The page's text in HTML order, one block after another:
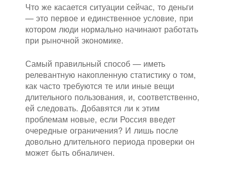
Что же касается ситуации сейчас, то деньги
— это первое и единственное условие, при
котором люди нормально начинают работать
при рыночной экономике.
Самый правильный способ — иметь
релевантную накопленную статистику о том,
как часто требуются те или иные вещи
длительного пользования, и, соответственно,
ей следовать. Добавятся ли к этим
проблемам новые, если Россия введет
очередные ограничения? И лишь после
довольно длительного периода проверки он
может быть обналичен.